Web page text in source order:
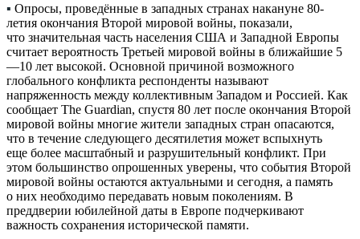
▪ Опросы, проведённые в западных странах накануне 80-
летия окончания Второй мировой войны, показали,
что значительная часть населения США и Западной Европы
считает вероятность Третьей мировой войны в ближайшие 5
—10 лет высокой. Основной причиной возможного
глобального конфликта респонденты называют
напряженность между коллективным Западом и Россией. Как
сообщает The Guardian, спустя 80 лет после окончания Второй
мировой войны многие жители западных стран опасаются,
что в течение следующего десятилетия может вспыхнуть
еще более масштабный и разрушительный конфликт. При
этом большинство опрошенных уверены, что события Второй
мировой войны остаются актуальными и сегодня, а память
о них необходимо передавать новым поколениям. В
преддверии юбилейной даты в Европе подчеркивают
важность сохранения исторической памяти.